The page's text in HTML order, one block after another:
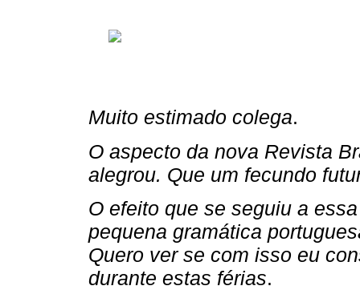
Muito estimado colega.
O aspecto da nova Revista
alegrou. Que um fecundo
O efeito que se seguiu a
pequena gramática
Quero ver se com isso eu
durante estas férias.